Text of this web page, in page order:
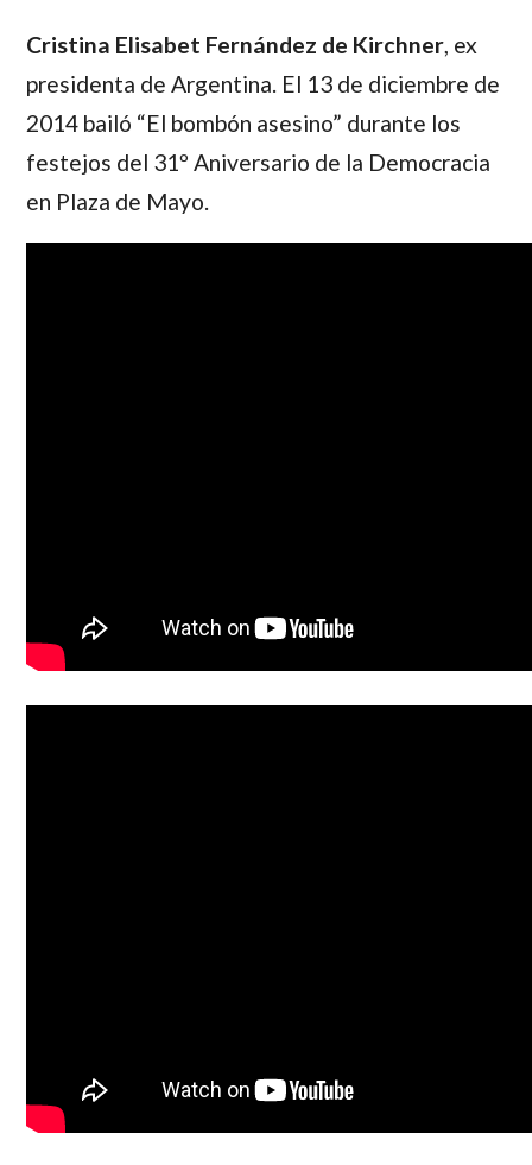
Cristina Elisabet Fernández de Kirchner, ex
presidenta de Argentina. El 13 de diciembre de
2014 bailó “El bombón asesino” durante los
festejos del 31º Aniversario de la Democracia
en Plaza de Mayo.